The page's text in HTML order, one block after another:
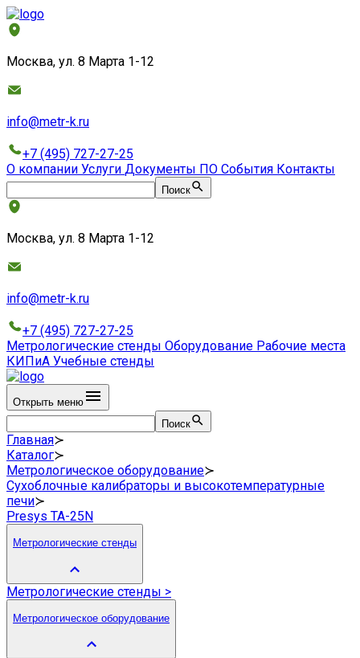
Москва, ул. 8 Марта 1-12
info@metr-k.ru
+7 (495) 727-27-25
О компании Услуги Документы ПО События Контакты
Поиск
Москва, ул. 8 Марта 1-12
info@metr-k.ru
+7 (495) 727-27-25
Метрологические стенды Оборудование Рабочие места
КИПиА Учебные стенды
Открыть меню
Поиск
Главная≻
Каталог≻
Метрологическое оборудование≻
Сухоблочные калибраторы и высокотемпературные
печи≻
Presys TA-25N
Метрологические стенды
Метрологические стенды >
Метрологическое оборудование